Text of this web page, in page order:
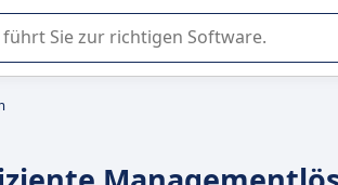
oder Auswahl von SaaS-Software in